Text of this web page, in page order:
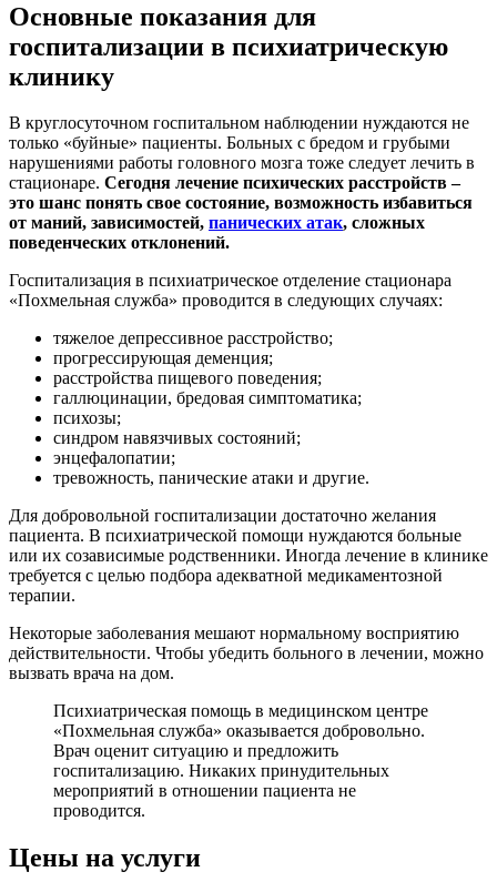
Основные показания для
госпитализации в психиатрическую
клинику
В круглосуточном госпитальном наблюдении нуждаются не
только «буйные» пациенты. Больных с бредом и грубыми
нарушениями работы головного мозга тоже следует лечить в
стационаре. Сегодня лечение психических расстройств –
это шанс понять свое состояние, возможность избавиться
от маний, зависимостей, панических атак, сложных
поведенческих отклонений.
Госпитализация в психиатрическое отделение стационара
«Похмельная служба» проводится в следующих случаях:
тяжелое депрессивное расстройство;
прогрессирующая деменция;
расстройства пищевого поведения;
галлюцинации, бредовая симптоматика;
психозы;
синдром навязчивых состояний;
энцефалопатии;
тревожность, панические атаки и другие.
Для добровольной госпитализации достаточно желания
пациента. В психиатрической помощи нуждаются больные
или их созависимые родственники. Иногда лечение в клинике
требуется с целью подбора адекватной медикаментозной
терапии.
Некоторые заболевания мешают нормальному восприятию
действительности. Чтобы убедить больного в лечении, можно
вызвать врача на дом.
Психиатрическая помощь в медицинском центре
«Похмельная служба» оказывается добровольно.
Врач оценит ситуацию и предложить
госпитализацию. Никаких принудительных
мероприятий в отношении пациента не
проводится.
Цены на услуги